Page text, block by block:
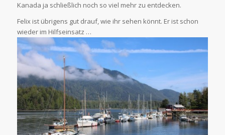
Kanada ja schließlich noch so viel mehr zu entdecken.
Felix ist übrigens gut drauf, wie ihr sehen könnt. Er ist schon
wieder im Hilfseinsatz …